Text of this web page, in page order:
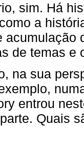
sim. Há
a
acumulação
de temas e
na sua
entrou
Quais